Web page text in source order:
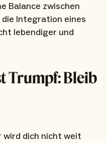
Balance zwischen
Integration eines
lebendiger und
Trumpf: Bleib
wird dich nicht weit